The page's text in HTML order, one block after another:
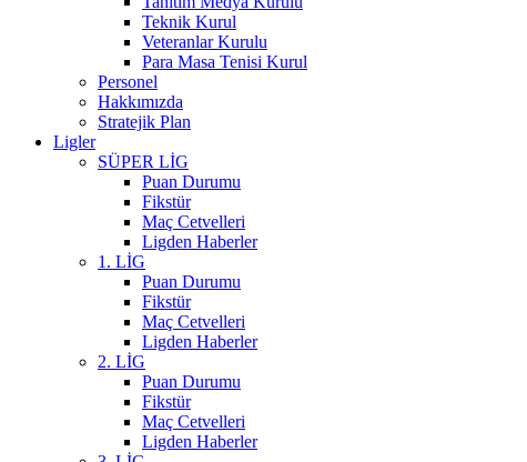
Teknik Kurul
Veteranlar Kurulu
Para Masa Tenisi Kurul
Personel
Hakkımızda
Stratejik Plan
Ligler
SÜPER LİG
Puan Durumu
Fikstür
Maç Cetvelleri
Ligden Haberler
1. LİG
Puan Durumu
Fikstür
Maç Cetvelleri
Ligden Haberler
2. LİG
Puan Durumu
Fikstür
Maç Cetvelleri
Ligden Haberler